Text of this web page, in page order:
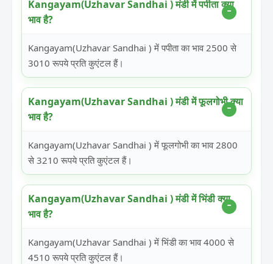
Kangayam(Uzhavar Sandhai ) मंडी में पपीता क्या
भाव है?
Kangayam(Uzhavar Sandhai ) में पपीता का भाव 2500 से
3010 रूपये प्रति कुएंटल हैं।
Kangayam(Uzhavar Sandhai ) मंडी में फूलगोभी क्या
भाव है?
Kangayam(Uzhavar Sandhai ) में फूलगोभी का भाव 2800
से 3210 रूपये प्रति कुएंटल हैं।
Kangayam(Uzhavar Sandhai ) मंडी में भिंडी क्या
भाव है?
Kangayam(Uzhavar Sandhai ) में भिंडी का भाव 4000 से
4510 रूपये प्रति कुएंटल हैं।